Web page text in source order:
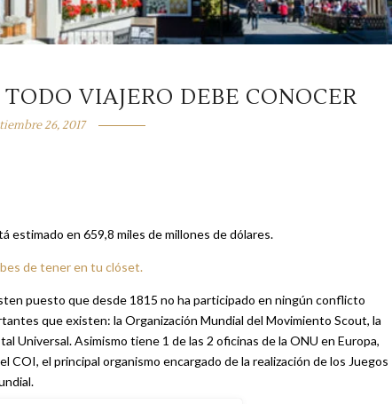
VIAJERO DEBE CONOCER
26, 2017
estimado en 659,8 miles de millones de dólares.
de tener en tu clóset.
puesto que desde 1815 no ha participado en ningún conflicto
que existen: la Organización Mundial del Movimiento Scout, la
Universal. Asimismo tiene 1 de las 2 oficinas de la ONU en Europa,